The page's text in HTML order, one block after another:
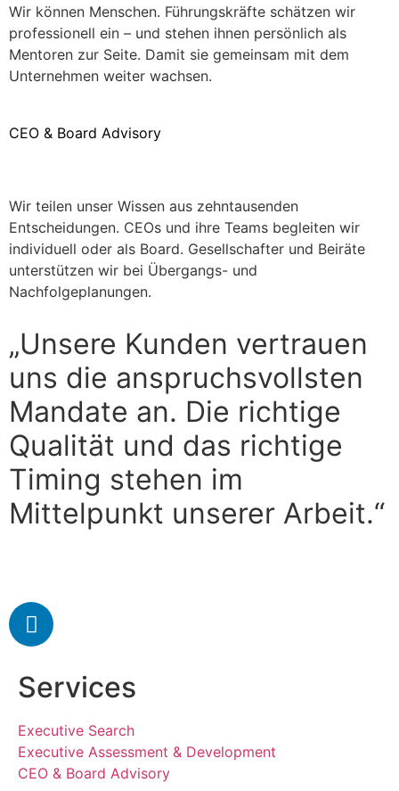
Wir können Menschen. Führungskräfte schätzen wir
professionell ein – und stehen ihnen persönlich als
Mentoren zur Seite. Damit sie gemeinsam mit dem
Unternehmen weiter wachsen.
CEO & Board Advisory
Wir teilen unser Wissen aus zehntausenden
Entscheidungen. CEOs und ihre Teams begleiten wir
individuell oder als Board. Gesellschafter und Beiräte
unterstützen wir bei Übergangs- und
Nachfolgeplanungen.
„Unsere Kunden vertrauen
uns die anspruchsvollsten
Mandate an. Die richtige
Qualität und das richtige
Timing stehen im
Mittelpunkt unserer Arbeit.“
Services
Executive Search
Executive Assessment & Development
CEO & Board Advisory